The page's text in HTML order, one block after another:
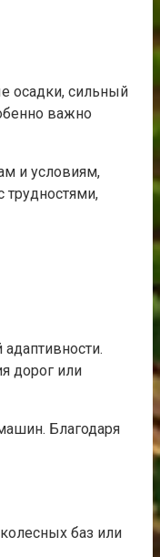
осадки, сильный
важно
и условиям,
трудностями,
дорог или
Благодаря
баз или